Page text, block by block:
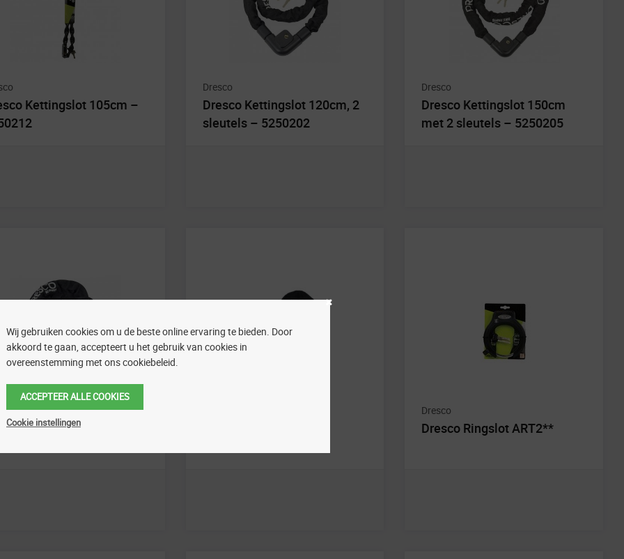
Kettingslot 105cm –
Dresco
Dresco Kettingslot 120cm, 2
sleutels – 5250202
Dresco
Dresco Kettingslot 150cm
met 2 sleutels – 5250205
Kettingslot 90cm met
Dresco
Dresco Ringslot ART2**
Wij gebruiken cookies om u de beste online ervaring te bieden. Door
akkoord te gaan, accepteert u het gebruik van cookies in
overeenstemming met ons cookiebeleid.
ACCEPTEER ALLE COOKIES
Cookie instellingen